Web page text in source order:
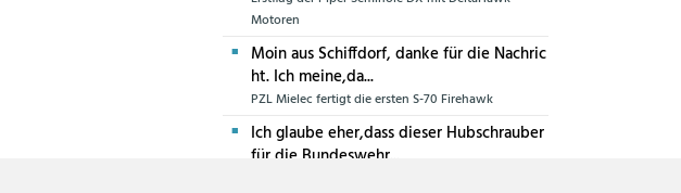
Motoren
Moin aus Schiffdorf, danke für die Nachric
ht. Ich meine,da...
PZL Mielec fertigt die ersten S-70 Firehawk
Ich glaube eher,dass dieser Hubschrauber
für die Bundeswehr...